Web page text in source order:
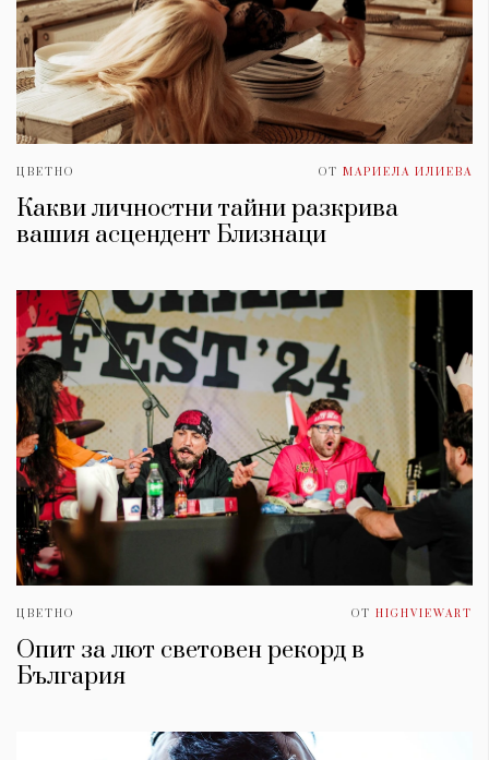
ЦВЕТНО ОТ МАРИЕЛА ИЛИЕВА
Какви личностни тайни разкрива
вашия асцендент Близнаци
ЦВЕТНО ОТ HIGHVIEWART
Опит за лют световен рекорд в
България